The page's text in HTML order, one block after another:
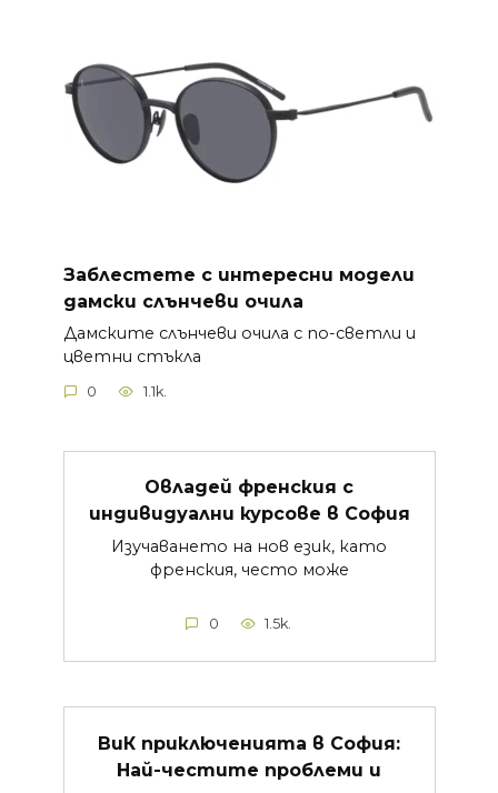
Заблестете с интересни модели
дамски слънчеви очила
Дамските слънчеви очила с по-светли и
цветни стъкла
0 1.1k.
Овладей френския с
индивидуални курсове в София
Изучаването на нов език, като
френския, често може
0 1.5k.
ВиК приключенията в София:
Най-честите проблеми и